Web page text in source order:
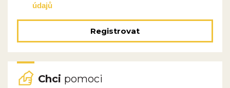
údajů
Registrovat
Chci pomoci